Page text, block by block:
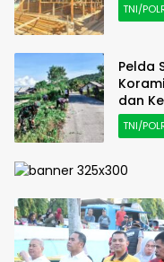
TNI/
Pelda
dan
TNI/